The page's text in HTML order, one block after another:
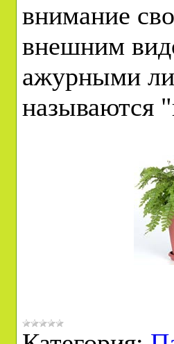
внимание
внешним
ажурными
называются